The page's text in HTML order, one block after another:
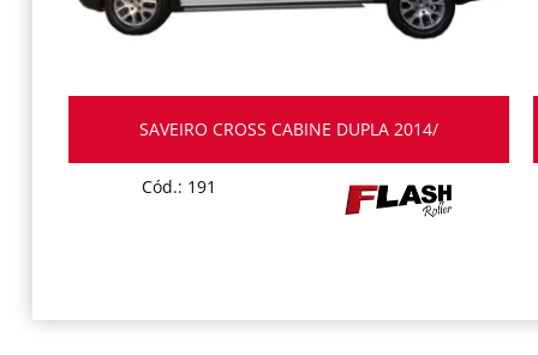
SAVEIRO CROSS CABINE DUPLA 2014/
Cód.: 191